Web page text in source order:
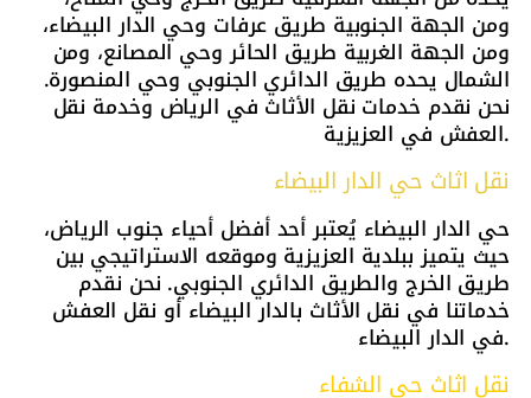
ومن الجهة الجنوبية طريق عرفات وحي الدار البيضاء،
ومن الجهة الغربية طريق الحائر وحي المصانع، ومن
الشمال يحده طريق الدائري الجنوبي وحي المنصورة.
نحن نقدم خدمات نقل الأثاث في الرياض وخدمة نقل
العفش في العزيزية.
نقل اثاث حي الدار البيضاء
حي الدار البيضاء يُعتبر أحد أفضل أحياء جنوب الرياض،
حيث يتميز ببلدية العزيزية وموقعه الاستراتيجي بين
طريق الخرج والطريق الدائري الجنوبي. نحن نقدم
خدماتنا في نقل الأثاث بالدار البيضاء أو نقل العفش
في الدار البيضاء.
نقل اثاث حي الشفاء